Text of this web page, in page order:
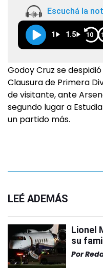
Escuchá la
1 1.5 10
Godoy Cruz se
Clausura de Primera
de visitante, ante
segundo lugar a
un partido más.
LEÉ ADEMÁS
Lionel
su
Por